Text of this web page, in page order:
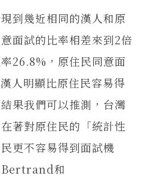
到幾近相同的漢人和原
面試的比率相差來到2倍
率26.8%，原住民同意面
人明顯比原住民容易得
果我們可以推測，台灣
著對原住民的「統計性
更不容易得到面試機
Bertrand和